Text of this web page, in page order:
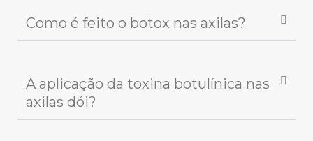
Como é feito o botox nas axilas?
A aplicação da toxina botulínica nas
axilas dói?